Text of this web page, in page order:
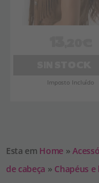
Imposto Incluído
Esta em Home »
de cabeça » Chapéus